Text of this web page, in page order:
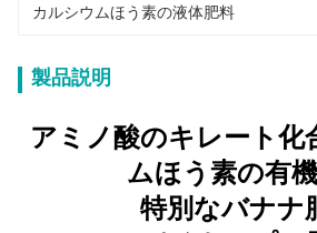
カルシウムほう素の液体肥料
製品説明
アミノ酸のキレート化
ムほう素の有
特別なバナナ